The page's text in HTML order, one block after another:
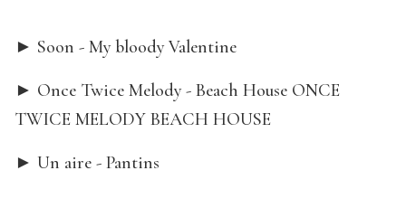
► Soon - My bloody Valentine
► Once Twice Melody - Beach House ONCE
TWICE MELODY BEACH HOUSE
► Un aire - Pantins